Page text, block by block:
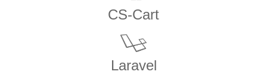
CS-Cart
Laravel